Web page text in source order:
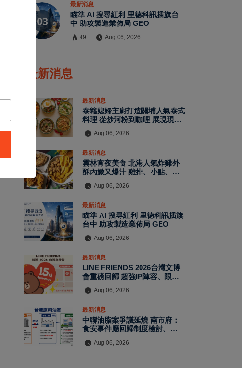
最新消息
瞄準 AI 搜尋紅利 里德科訊插旗台
中 助攻製造業佈局 GEO
49 Aug 06, 2026
最新消息
最新消息
泰籍媳婦主廚打造關埔人氣泰式
料理 從炒河粉到咖哩 展現現點
Aug 06, 2026
最新消息
雲林宵夜美食 北港人氣炸雞外
酥內嫩又爆汁 雞排、小點、飲
Aug 06, 2026
最新消息
瞄準 AI 搜尋紅利 里德科訊插旗
台中 助攻製造業佈局 GEO
Aug 06, 2026
最新消息
LINE FRIENDS 2026台灣文博
會重磅回歸 超強IP陣容、限定
Aug 06, 2026
最新消息
中聯油脂案爭議延燒 南市府：
食安事件應回歸制度檢討、勿淪
Aug 06, 2026